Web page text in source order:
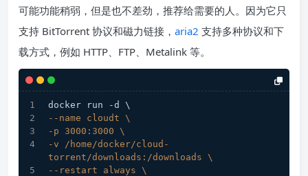
可能功能稍弱，但是也不差劲，推荐给需要的人。因为它只
支持 BitTorrent 协议和磁力链接， aria2 支持多种协议和下
载方式，例如 HTTP、FTP、Metalink 等。
docker run -d \
--name cloudt \
-p 3000:3000 \
-v /home/docker/cloud-
torrent/downloads:/downloads \
--restart always \